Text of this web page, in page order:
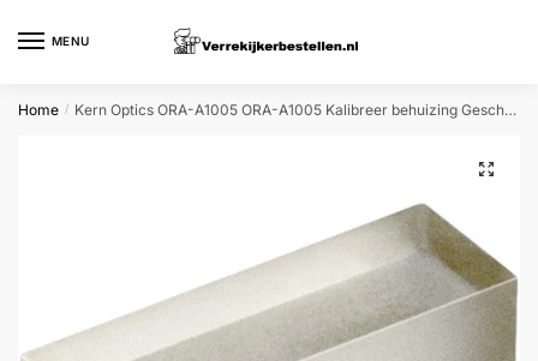
MENU
Home / Kern Optics ORA-A1005 ORA-A1005 Kalibreer behuizing Geschikt voor merk (microscoop) Kern